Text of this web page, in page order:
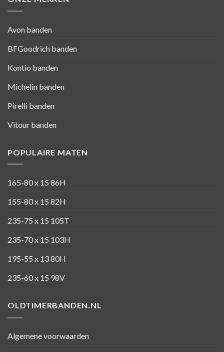
Avon banden
BFGoodrich banden
Kontio banden
Michelin banden
Pirelli banden
Vitour banden
POPULAIRE MATEN
165-80 x 15 86H
155-80 x 15 82H
235-75 x 15 105T
235-70 x 15 103H
195-55 x 13 80H
235-60 x 15 98V
OLDTIMERBANDEN.NL
Algemene voorwaarden